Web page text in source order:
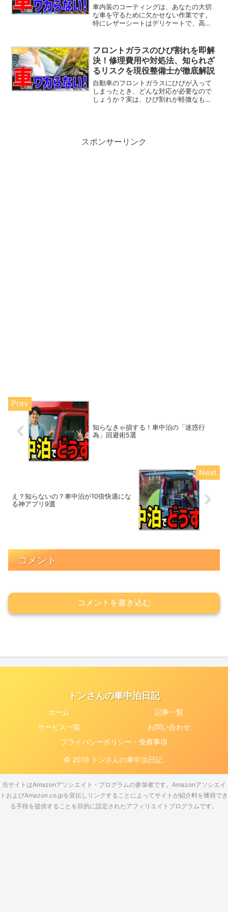
車内装のコーティングは、あなたの大切
な車を守るために欠かせない作業です。
特にレザーシートはデリケートで、高級
ィングにおける最新技術とその効果につ
いて徹底解説します。シー...
車中泊
フロントガラスのひび割れを即解
決！修理費用や対処法、知られざ
るリスクを現役整備士が徹底解説
自動車のフロントガラスにひびが入って
しまったとき、どんな対応が必要なので
しょうか？実は、ひび割れが軽微なもの
スポンサーリンク
知らなきゃ損する！車中泊の「迷惑行
為」回避術5選
え？知らないの？車中泊が10倍快適にな
る神アプリ9選
コメント
コメントを書き込む
トンさんの車中泊日記
ホーム
記事一覧
サービス一覧
お問い合わせ
プライバシーポリシー・免責事項
© 2019 トンさんの車中泊日記.
当サイトはAmazonアソシエイト・プログラムの参加者です。Amazonアソシエイ
トおよびAmazon.co.jpを宣伝しリンクすることによってサイトが紹介料を獲得でき
る手段を提供することを目的に設定されたアフィリエイトプログラムです。